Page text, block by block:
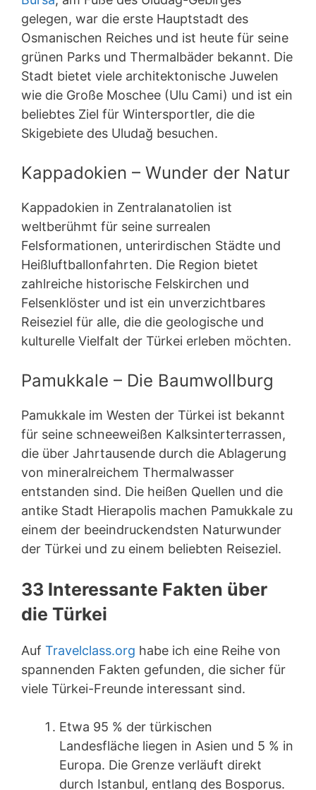
gelegen, war die erste Hauptstadt des
Osmanischen Reiches und ist heute für seine
grünen Parks und Thermalbäder bekannt. Die
Stadt bietet viele architektonische Juwelen
wie die Große Moschee (Ulu Cami) und ist ein
beliebtes Ziel für Wintersportler, die die
Skigebiete des Uludağ besuchen.
Kappadokien – Wunder der Natur
Kappadokien in Zentralanatolien ist
weltberühmt für seine surrealen
Felsformationen, unterirdischen Städte und
Heißluftballonfahrten. Die Region bietet
zahlreiche historische Felskirchen und
Felsenklöster und ist ein unverzichtbares
Reiseziel für alle, die die geologische und
kulturelle Vielfalt der Türkei erleben möchten.
Pamukkale – Die Baumwollburg
Pamukkale im Westen der Türkei ist bekannt
für seine schneeweißen Kalksinterterrassen,
die über Jahrtausende durch die Ablagerung
von mineralreichem Thermalwasser
entstanden sind. Die heißen Quellen und die
antike Stadt Hierapolis machen Pamukkale zu
einem der beeindruckendsten Naturwunder
der Türkei und zu einem beliebten Reiseziel.
33 Interessante Fakten über
die Türkei
Auf Travelclass.org habe ich eine Reihe von
spannenden Fakten gefunden, die sicher für
viele Türkei-Freunde interessant sind.
Etwa 95 % der türkischen
Landesfläche liegen in Asien und 5 % in
Europa. Die Grenze verläuft direkt
durch Istanbul, entlang des Bosporus.